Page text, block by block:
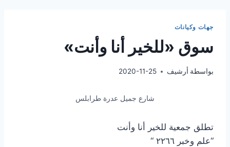
جهات وكيانات
سوق «للخير أنا وأنت»
بواسطة أرشيف 2020-11-25
شارع جميل عدرة طرابلس
تطلق جمعية للخير أنا وأنت
“علم وخبر ٢٢٦٦ “